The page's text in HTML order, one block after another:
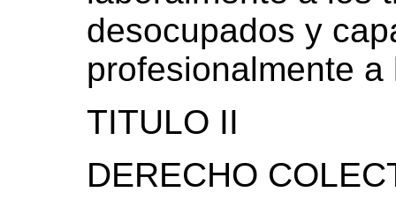
desocupados y
profesionalmente
TITULO II
DERECHO